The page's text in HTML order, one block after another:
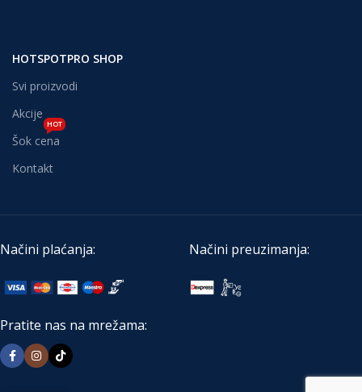
HOTSPOTPRO SHOP
Svi proizvodi
Akcije
Šok cena
HOT
Kontakt
Načini plaćanja: Načini preuzimanja:
Pratite nas na mrežama: